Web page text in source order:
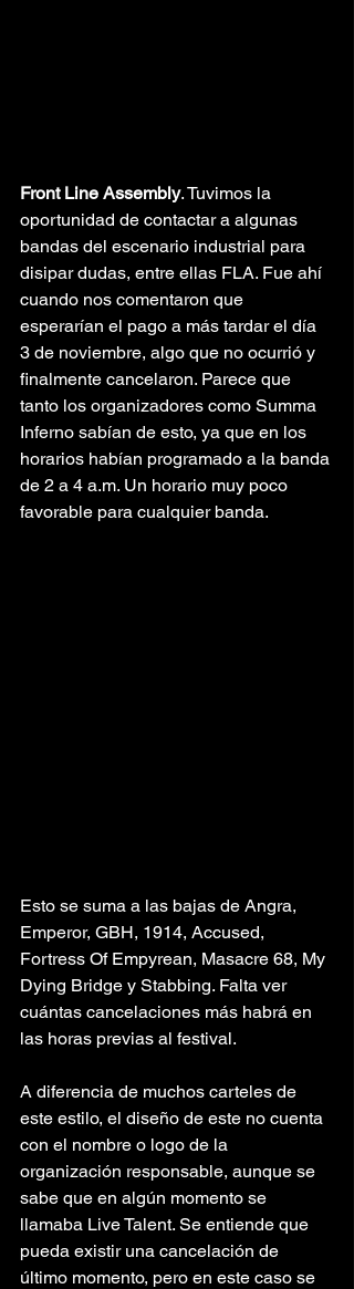
Front Line Assembly. Tuvimos la
oportunidad de contactar a algunas
bandas del escenario industrial para
disipar dudas, entre ellas FLA. Fue ahí
cuando nos comentaron que
esperarían el pago a más tardar el día
3 de noviembre, algo que no ocurrió y
finalmente cancelaron. Parece que
tanto los organizadores como Summa
Inferno sabían de esto, ya que en los
horarios habían programado a la banda
de 2 a 4 a.m. Un horario muy poco
favorable para cualquier banda.
Esto se suma a las bajas de Angra,
Emperor, GBH, 1914, Accused,
Fortress Of Empyrean, Masacre 68, My
Dying Bridge y Stabbing. Falta ver
cuántas cancelaciones más habrá en
las horas previas al festival.
A diferencia de muchos carteles de
este estilo, el diseño de este no cuenta
con el nombre o logo de la
organización responsable, aunque se
sabe que en algún momento se
llamaba Live Talent. Se entiende que
pueda existir una cancelación de
último momento, pero en este caso se